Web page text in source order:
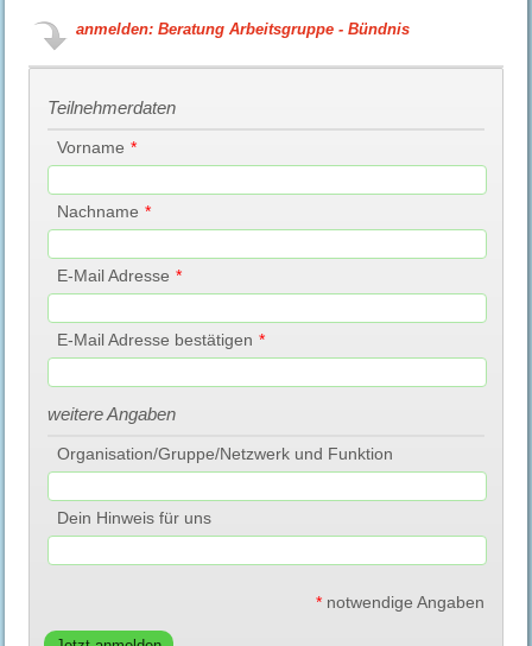
anmelden: Beratung Arbeitsgruppe - Bündnis
Teilnehmerdaten
Vorname *
Nachname *
E-Mail Adresse *
E-Mail Adresse bestätigen *
weitere Angaben
Organisation/Gruppe/Netzwerk und Funktion
Dein Hinweis für uns
*notwendige Angaben